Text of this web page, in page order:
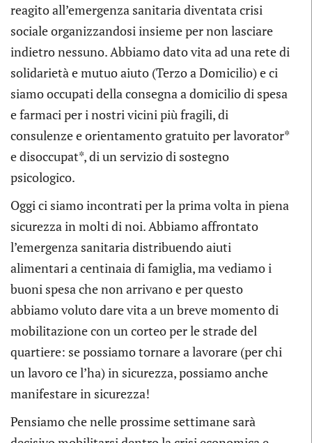
reagito all’emergenza sanitaria diventata crisi
sociale organizzandosi insieme per non lasciare
indietro nessuno. Abbiamo dato vita ad una rete di
solidarietà e mutuo aiuto (Terzo a Domicilio) e ci
siamo occupati della consegna a domicilio di spesa
e farmaci per i nostri vicini più fragili, di
consulenze e orientamento gratuito per lavorator*
e disoccupat*, di un servizio di sostegno
psicologico.
Oggi ci siamo incontrati per la prima volta in piena
sicurezza in molti di noi. Abbiamo affrontato
l’emergenza sanitaria distribuendo aiuti
alimentari a centinaia di famiglia, ma vediamo i
buoni spesa che non arrivano e per questo
abbiamo voluto dare vita a un breve momento di
mobilitazione con un corteo per le strade del
quartiere: se possiamo tornare a lavorare (per chi
un lavoro ce l’ha) in sicurezza, possiamo anche
manifestare in sicurezza!
Pensiamo che nelle prossime settimane sarà